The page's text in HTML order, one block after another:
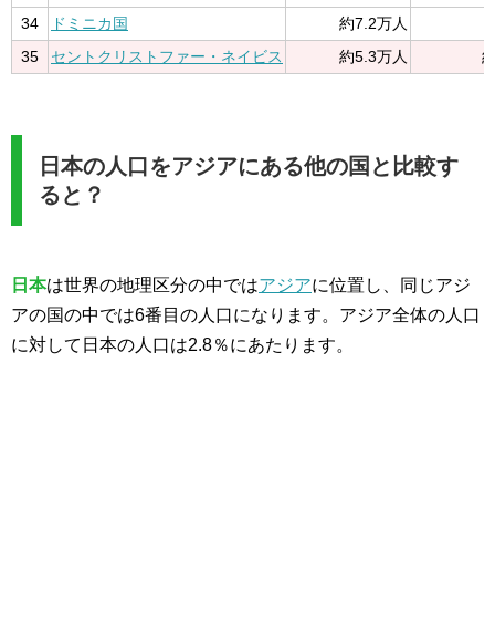
34
ドミニカ国
約7.2万人
35
セントクリストファー・ネイビス 約5.3万人
日本の人口をアジアにある他の国と比較す
ると？
日本は世界の地理区分の中ではアジアに位置し、同じアジ
アの国の中では6番目の人口になります。アジア全体の人口
に対して日本の人口は2.8％にあたります。